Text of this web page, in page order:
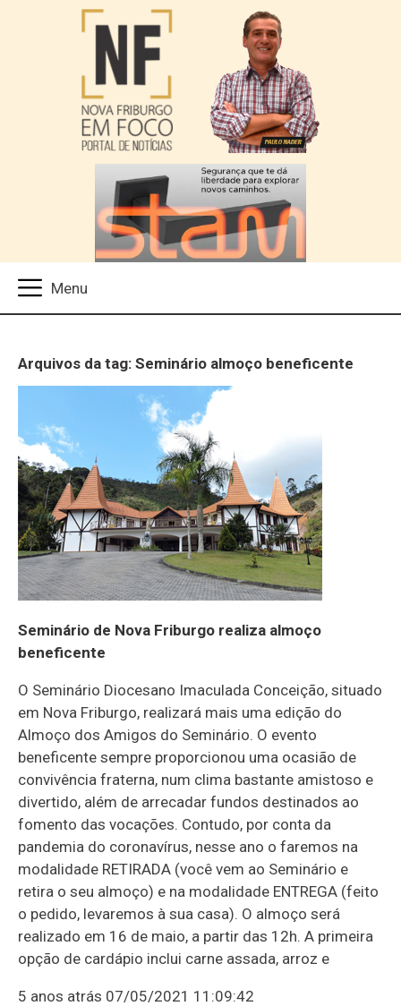
Arquivos da tag: Seminário almoço beneficente
Seminário de Nova Friburgo realiza almoço
beneficente
O Seminário Diocesano Imaculada Conceição, situado
em Nova Friburgo, realizará mais uma edição do
Almoço dos Amigos do Seminário. O evento
beneficente sempre proporcionou uma ocasião de
convivência fraterna, num clima bastante amistoso e
divertido, além de arrecadar fundos destinados ao
fomento das vocações. Contudo, por conta da
pandemia do coronavírus, nesse ano o faremos na
modalidade RETIRADA (você vem ao Seminário e
retira o seu almoço) e na modalidade ENTREGA (feito
o pedido, levaremos à sua casa). O almoço será
realizado em 16 de maio, a partir das 12h. A primeira
opção de cardápio inclui carne assada, arroz e
5 anos atrás 07/05/2021 11:09:42